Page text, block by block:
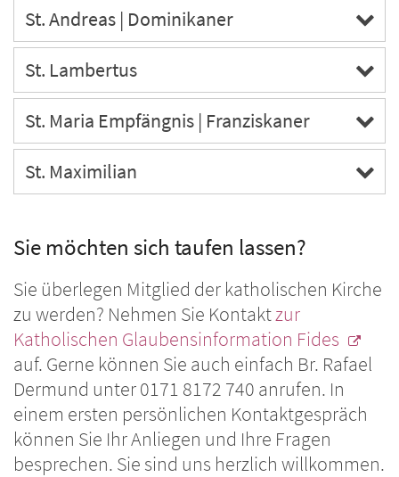
St. Andreas | Dominikaner
St. Lambertus
St. Maria Empfängnis | Franziskaner
St. Maximilian
Sie möchten sich taufen lassen?
Sie überlegen Mitglied der katholischen Kirche
zu werden? Nehmen Sie Kontaktzur
Katholischen Glaubensinformation Fides
auf. Gerne können Sie auch einfach Br. Rafael
Dermund unter 0171 8172 740 anrufen. In
einem ersten persönlichen Kontaktgespräch
können Sie Ihr Anliegen und Ihre Fragen
besprechen. Sie sind uns herzlich willkommen.